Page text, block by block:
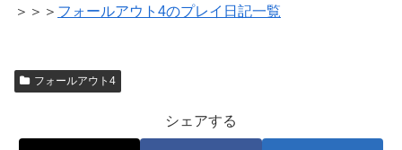
＞＞＞ フォールアウト4のプレイ日記一覧
フォールアウト4
シェアする